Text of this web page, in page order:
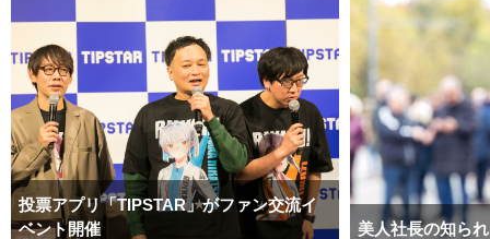
投票アプリ「TIPSTAR」がファン交流イ
ベント開催
美人社長の知ら